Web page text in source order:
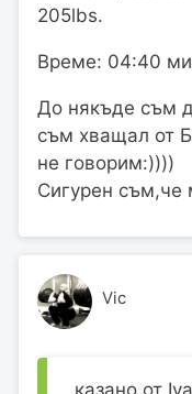
205lbs.
Време: 04:40
До някъде съм
съм хващал от
не говорим:))))
Сигурен съм,че
Vic
казано от